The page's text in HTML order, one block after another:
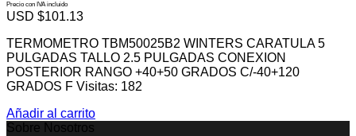
Precio con IVA incluido
USD $101.13
TERMOMETRO TBM50025B2 WINTERS CARATULA 5
PULGADAS TALLO 2.5 PULGADAS CONEXION
POSTERIOR RANGO +40+50 GRADOS C/-40+120
GRADOS F Visitas: 182
Añadir al carrito
Sobre Nosotros